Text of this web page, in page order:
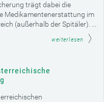
trägt dabei die
Medikamentenerstattung im
(außerhalb der Spitäler). ...
weiterlesen